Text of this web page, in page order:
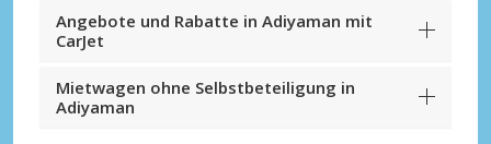
Angebote und Rabatte in Adiyaman mit
CarJet
Mietwagen ohne Selbstbeteiligung in
Adiyaman